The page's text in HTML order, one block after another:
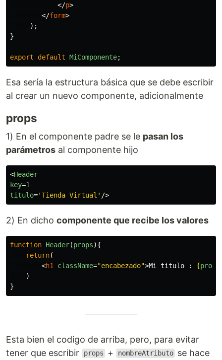
</p>
</form>
);
}
export default MiComponente;
Esa sería la estructura básica que se debe escribir
al crear un nuevo componente, adicionalmente
props
1) En el componente padre se le pasan los
parámetros al componente hijo
<Header
key=1
titulo='Tienda Virtual' />
2) En dicho componente que recibe los valores
function Header(props){
return(
<h1 className="encabezado">Mi titulo : {props
)
}
Esta bien el codigo de arriba, pero, para evitar
tener que escribir
props + nombreAtributo se hace